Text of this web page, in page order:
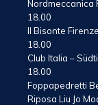
Nordmeccanica
18.00
Il Bisonte
18.00
Club Italia –
18.00
Foppapedretti
Riposa Liu Jo